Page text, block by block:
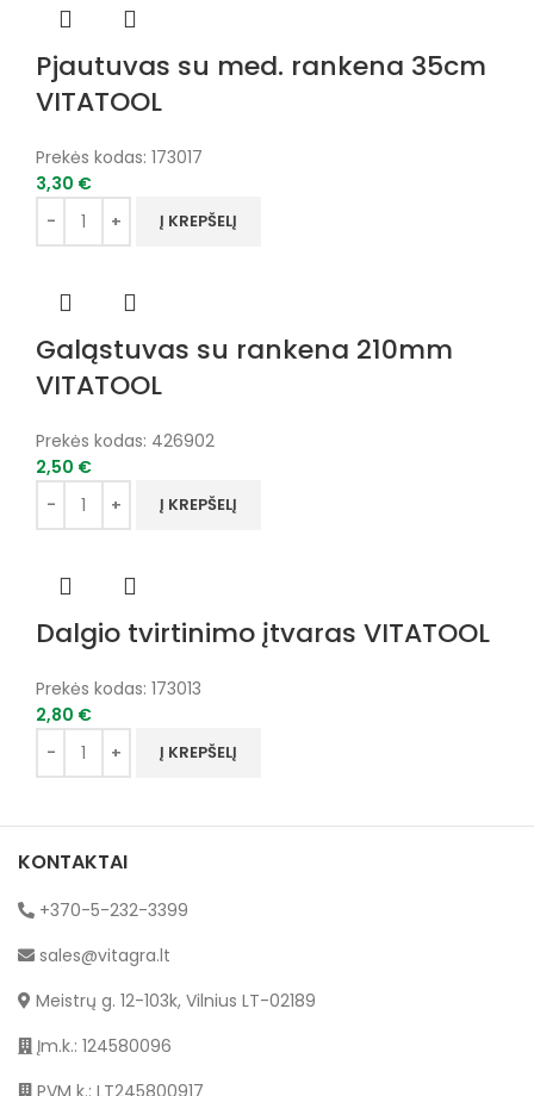
Pjautuvas su med. rankena 35cm
VITATOOL
Prekės kodas: 173017
3,30 €
Į KREPŠELĮ
Galąstuvas su rankena 210mm
VITATOOL
Prekės kodas: 426902
2,50 €
Į KREPŠELĮ
Dalgio tvirtinimo įtvaras VITATOOL
Prekės kodas: 173013
2,80 €
Į KREPŠELĮ
KONTAKTAI
+370-5-232-3399
sales@vitagra.lt
Meistrų g. 12-103k, Vilnius LT-02189
Įm.k.: 124580096